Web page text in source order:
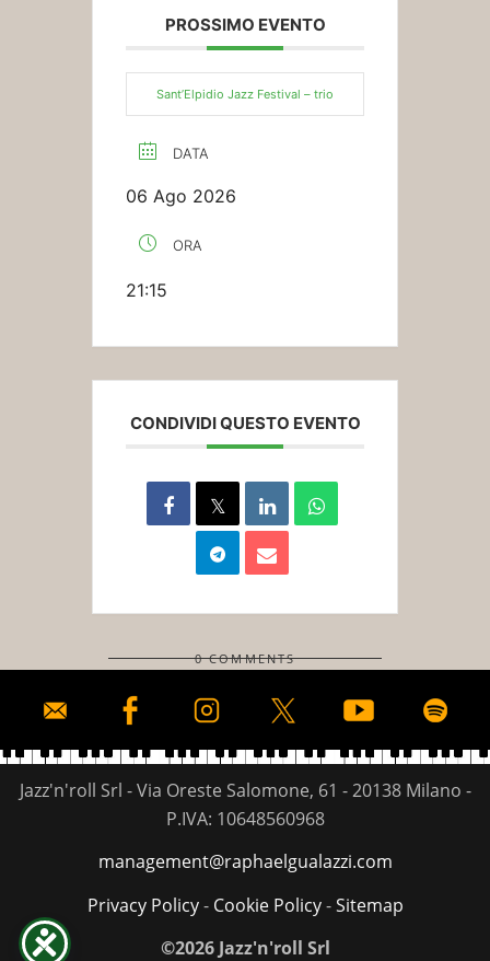
PROSSIMO EVENTO
Sant’Elpidio Jazz Festival – trio
DATA
06 Ago 2026
ORA
21:15
CONDIVIDI QUESTO EVENTO
0 COMMENTS
Jazz'n'roll Srl - Via Oreste Salomone, 61 - 20138 Milano -
P.IVA: 10648560968
management@raphaelgualazzi.com
Privacy Policy- Cookie Policy-Sitemap
©2026 Jazz'n'roll Srl